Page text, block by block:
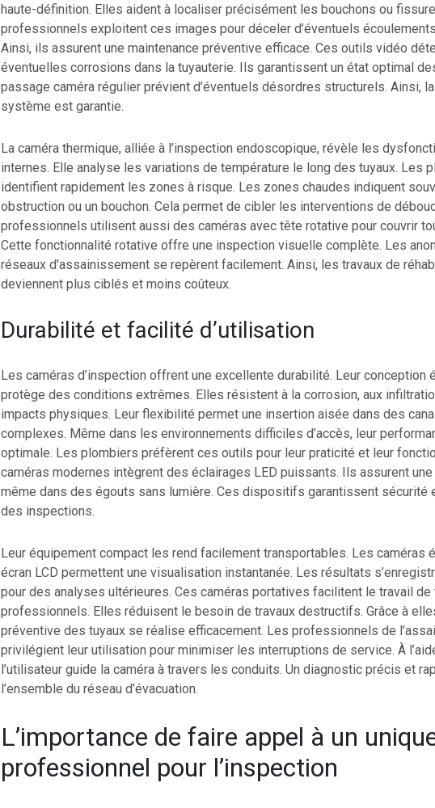
haute-définition. Elles aident à localiser précisément les bouchons ou
professionnels exploitent ces images pour déceler d’éventuels
Ainsi, ils assurent une maintenance préventive efficace. Ces outils vidéo
éventuelles corrosions dans la tuyauterie. Ils garantissent un état optimal
passage caméra régulier prévient d’éventuels désordres structurels. Ainsi,
système est garantie.
La caméra thermique, alliée à l’inspection endoscopique, révèle les
internes. Elle analyse les variations de température le long des tuyaux. Les
identifient rapidement les zones à risque. Les zones chaudes indiquent
obstruction ou un bouchon. Cela permet de cibler les interventions de
professionnels utilisent aussi des caméras avec tête rotative pour couvrir
Cette fonctionnalité rotative offre une inspection visuelle complète. Les
réseaux d’assainissement se repèrent facilement. Ainsi, les travaux de
deviennent plus ciblés et moins coûteux.
Durabilité et facilité d’utilisation
Les caméras d’inspection offrent une excellente durabilité. Leur conception
protège des conditions extrêmes. Elles résistent à la corrosion, aux
impacts physiques. Leur flexibilité permet une insertion aisée dans des
complexes. Même dans les environnements difficiles d’accès, leur
optimale. Les plombiers préfèrent ces outils pour leur praticité et leur
caméras modernes intègrent des éclairages LED puissants. Ils assurent
même dans des égouts sans lumière. Ces dispositifs garantissent sécurité
des inspections.
Leur équipement compact les rend facilement transportables. Les caméras
écran LCD permettent une visualisation instantanée. Les résultats
pour des analyses ultérieures. Ces caméras portatives facilitent le travail de
professionnels. Elles réduisent le besoin de travaux destructifs. Grâce à
préventive des tuyaux se réalise efficacement. Les professionnels de
privilégient leur utilisation pour minimiser les interruptions de service. À
l’utilisateur guide la caméra à travers les conduits. Un diagnostic précis et
l’ensemble du réseau d’évacuation.
L’importance de faire appel à un
professionnel pour l’inspection